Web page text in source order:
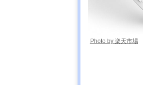
Photo by 楽天市場